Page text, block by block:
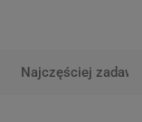
Najczęściej